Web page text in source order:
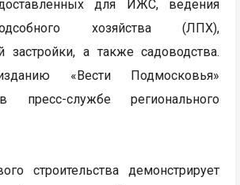
для ИЖС, ведения
хозяйства (ЛПХ),
застройки, а также садоводства.
«Вести Подмосковья»
пресс-службе регионального
строительства демонстрирует